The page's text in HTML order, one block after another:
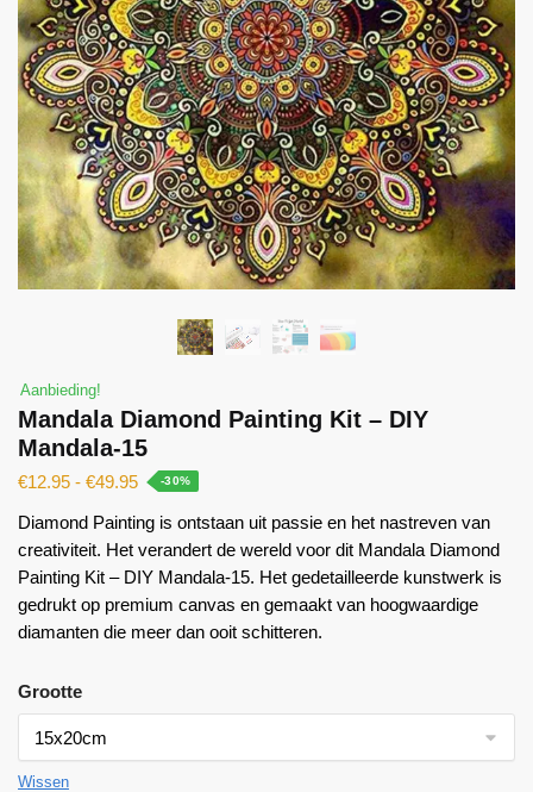
Aanbieding!
Mandala Diamond Painting Kit – DIY
Mandala-15
€12.95 - €49.95 -30%
Diamond Painting is ontstaan ​​uit passie en het nastreven van
creativiteit. Het verandert de wereld voor dit Mandala Diamond
Painting Kit – DIY Mandala-15. Het gedetailleerde kunstwerk is
gedrukt op premium canvas en gemaakt van hoogwaardige
diamanten die meer dan ooit schitteren.
Grootte
Wissen